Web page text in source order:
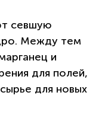
севшую
Между тем
и
для полей,
для новых